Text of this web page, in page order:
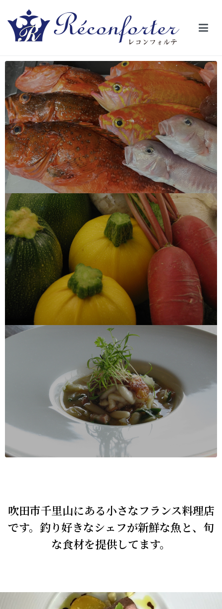
ンス料理）
絵の様に見える。そんな空間で、ゆっくり素材そのものの旨さを閉
じ込めたフレンチを・・・・・。
吹田市千里山にある小さなフランス料理店
です。釣り好きなシェフが新鮮な魚と、旬
な食材を提供してます。